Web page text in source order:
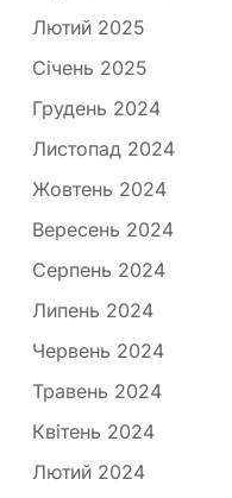
Лютий 2025
Січень 2025
Грудень 2024
Листопад 2024
Жовтень 2024
Вересень 2024
Серпень 2024
Липень 2024
Червень 2024
Травень 2024
Квітень 2024
Лютий 2024